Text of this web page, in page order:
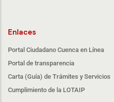
Enlaces
Portal Ciudadano Cuenca en Línea
Portal de transparencia
Carta (Guía) de Trámites y Servicios
Cumplimiento de la LOTAIP